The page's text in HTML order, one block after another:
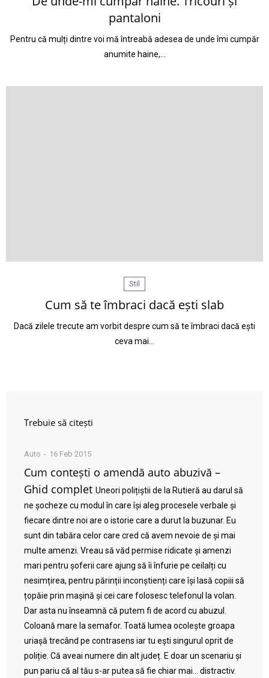
pantaloni
Pentru că mulți dintre voi mă întreabă adesea de unde îmi cumpăr
anumite haine,…
Stil
Cum să te îmbraci dacă ești slab
Dacă zilele trecute am vorbit despre cum să te îmbraci dacă ești
ceva mai…
Trebuie să citești
Auto 16 Feb 2015
Cum contești o amendă auto abuzivă –
Ghid complet Uneori polițiștii de la Rutieră au darul să
ne șocheze cu modul în care își aleg procesele verbale și
fiecare dintre noi are o istorie care a durut la buzunar. Eu
sunt din tabăra celor care cred că avem nevoie de și mai
multe amenzi. Vreau să văd permise ridicate și amenzi
mari pentru șoferii care ajung să îi înfurie pe ceilalți cu
nesimțirea, pentru părinții inconștienți care își lasă copiii să
țopăie prin mașină și cei care folosesc telefonul la volan.
Dar asta nu înseamnă că putem fi de acord cu abuzul.
Coloană mare la semafor. Toată lumea ocolește groapa
uriașă trecând pe contrasens iar tu ești singurul oprit de
poliție. Că aveai numere din alt județ. E doar un scenariu și
pun pariu că al tău s-ar putea să fie chiar mai… distractiv.